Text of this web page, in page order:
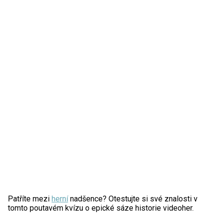
Patříte mezi hernínadšence? Otestujte si své znalosti v
tomto poutavém kvízu o epické sáze historie videoher.